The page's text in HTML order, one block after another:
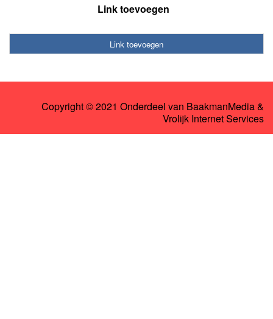
Link toevoegen
Link toevoegen
Copyright © 2021 Onderdeel van BaakmanMedia&
Vrolijk Internet Services